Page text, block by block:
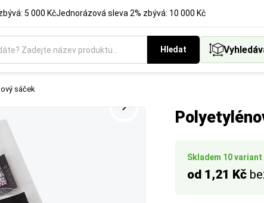
5 000 KčJednorázová sleva 2% zbývá: 10 000 Kč
Hledat
sáček
Skladem 10
od 1,21 Kč
pásky nebo materiálu v milimetrech. Vyberte si rozměr podle
nebo tloušťku materiálu v milimetrech. Klíčový rozměr pro
materiálu
v mikronech. Vyšší hodnota znamená větší pevnost a